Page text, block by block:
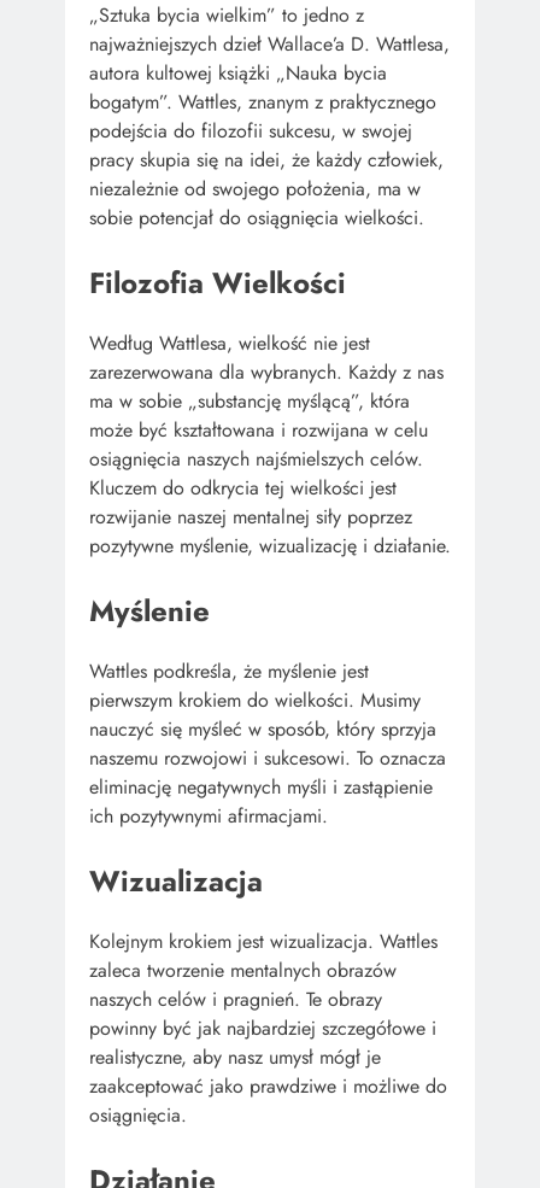
„Sztuka bycia wielkim” to jedno z
najważniejszych dzieł Wallace’a D. Wattlesa,
autora kultowej książki „Nauka bycia
bogatym”. Wattles, znanym z praktycznego
podejścia do filozofii sukcesu, w swojej
pracy skupia się na idei, że każdy człowiek,
niezależnie od swojego położenia, ma w
sobie potencjał do osiągnięcia wielkości.
Filozofia Wielkości
Według Wattlesa, wielkość nie jest
zarezerwowana dla wybranych. Każdy z nas
ma w sobie „substancję myślącą”, która
może być kształtowana i rozwijana w celu
osiągnięcia naszych najśmielszych celów.
Kluczem do odkrycia tej wielkości jest
rozwijanie naszej mentalnej siły poprzez
pozytywne myślenie, wizualizację i działanie.
Myślenie
Wattles podkreśla, że myślenie jest
pierwszym krokiem do wielkości. Musimy
nauczyć się myśleć w sposób, który sprzyja
naszemu rozwojowi i sukcesowi. To oznacza
eliminację negatywnych myśli i zastąpienie
ich pozytywnymi afirmacjami.
Wizualizacja
Kolejnym krokiem jest wizualizacja. Wattles
zaleca tworzenie mentalnych obrazów
naszych celów i pragnień. Te obrazy
powinny być jak najbardziej szczegółowe i
realistyczne, aby nasz umysł mógł je
zaakceptować jako prawdziwe i możliwe do
osiągnięcia.